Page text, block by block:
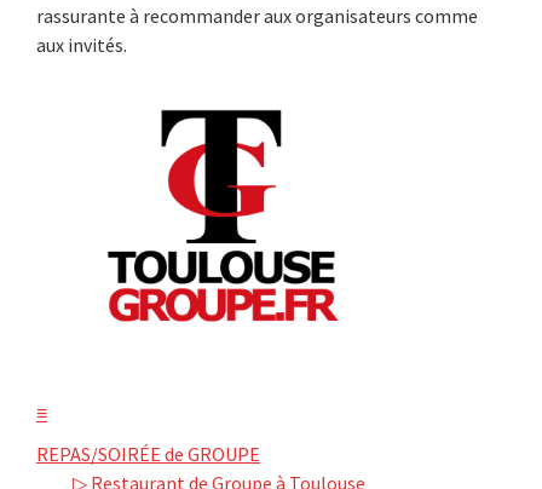
rassurante à recommander aux organisateurs comme
aux invités.
≡
REPAS/SOIRÉE de GROUPE
▷ Restaurant de Groupe à Toulouse